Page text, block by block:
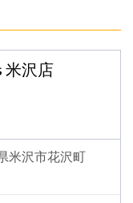
米沢店
米沢市花沢町